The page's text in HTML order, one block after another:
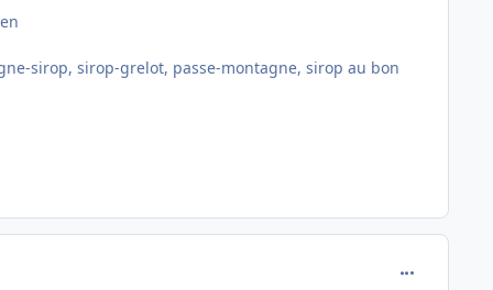
sirop, sirop-grelot, passe-montagne, sirop au bon